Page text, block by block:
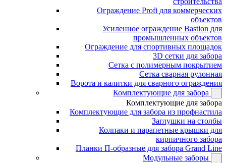
Ограждение Profi для коммерческих
объектов
Усиленное ограждение Bastion для
промышленных объектов
Ограждение для спортивных площадок
3D сетки для забора
Сетка с полимерным покрытием
Сетка сварная рулонная
Ворота и калитки для сварного ограждения
Комплектующие для забора
Комплектующие для забора
Комплектующие для забора из профнастила
Заглушки на столбы
Колпаки и парапетные крышки для
кирпичного забора
Планки П-образные для забора Grand Line
Модульные заборы